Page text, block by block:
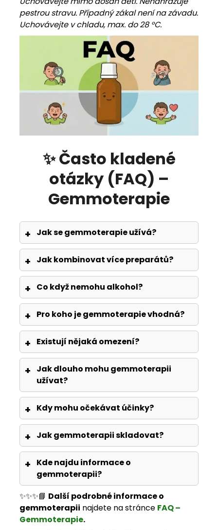
pestrou stravu. Případný zákal není na závadu.
Uchovávejte v chladu, max. do 28 °C.
✨ Často kladené
otázky (FAQ) –
Gemmoterapie
Jak se gemmoterapie užívá?
Jak kombinovat více preparátů?
Co když nemohu alkohol?
Pro koho je gemmoterapie vhodná?
Existují nějaká omezení?
Jak dlouho mohu gemmoterapii
užívat?
Kdy mohu očekávat účinky?
Jak gemmoterapii skladovat?
Kde najdu informace o
gemmoterapii?
✨✨✨📘 Další podrobné informace o
gemmoterapii najdete na stránce FAQ –
Gemmoterapie.